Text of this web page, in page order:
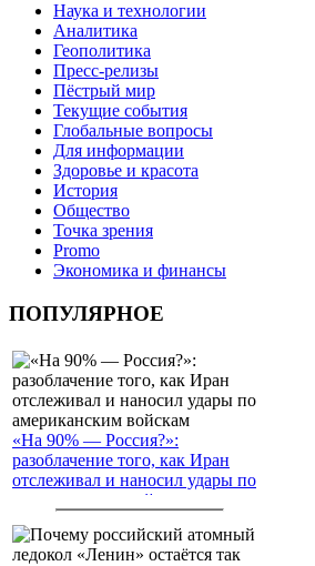
Наука и технологии
Аналитика
Геополитика
Пресс-релизы
Пёстрый мир
Текущие события
Глобальные вопросы
Для информации
Здоровье и красота
История
Общество
Точка зрения
Promo
Экономика и финансы
ПОПУЛЯРНОЕ
«На 90% — Россия?»:
разоблачение того, как Иран
отслеживал и наносил удары по
американским войскам